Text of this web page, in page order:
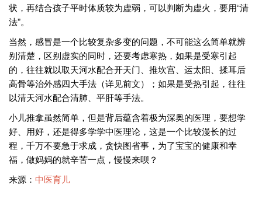
状，再结合孩子平时体质较为虚弱，可以判断为虚火，要用“清
法”。
当然，感冒是一个比较复杂多变的问题，不可能这么简单就辨
别清楚，区别虚实的同时，还要考虑寒热，如果是受寒引起
的，往往就以取天河水配合开天门、推坎宫、运太阳、揉耳后
高骨等治外感四大手法（详见前文）；如果是受热引起，往往
以清天河水配合清肺、平肝等手法。
小儿推拿虽然简单，但是背后蕴含着极为深奥的医理，要想学
好、用好，还是得多学学中医理论，这是一个比较漫长的过
程，千万不要急于求成，贪快图省事，为了宝宝的健康和幸
福，做妈妈的就辛苦一点，慢慢来呗？
来源： 中医育儿